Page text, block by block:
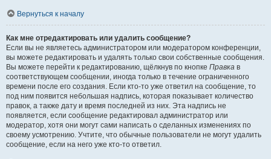
Вернуться к началу
Как мне отредактировать или удалить сообщение?
Если вы не являетесь администратором или модератором конференции,
вы можете редактировать и удалять только свои собственные сообщения.
Вы можете перейти к редактированию, щёлкнув по кнопке Правка в
соответствующем сообщении, иногда только в течение ограниченного
времени после его создания. Если кто-то уже ответил на сообщение, то
под ним появится небольшая надпись, которая показывает количество
правок, а также дату и время последней из них. Эта надпись не
появляется, если сообщение редактировал администратор или
модератор, хотя они могут сами написать о сделанных изменениях по
своему усмотрению. Учтите, что обычные пользователи не могут удалить
сообщение, если на него уже кто-то ответил.